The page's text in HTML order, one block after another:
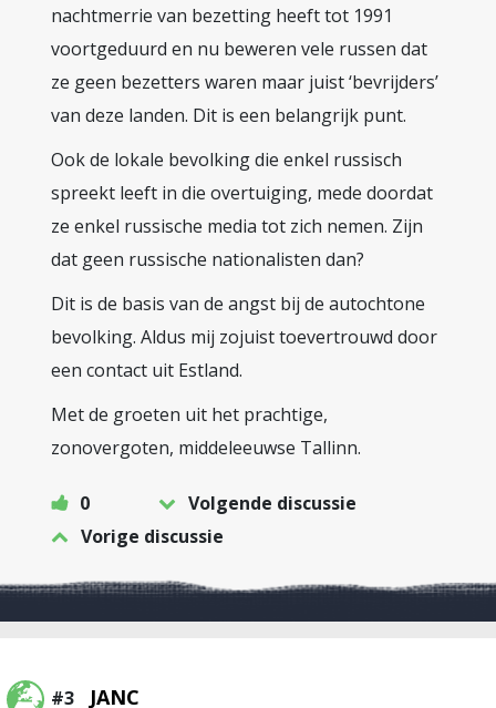
nachtmerrie van bezetting heeft tot 1991
voortgeduurd en nu beweren vele russen dat
ze geen bezetters waren maar juist ‘bevrijders’
van deze landen. Dit is een belangrijk punt.
Ook de lokale bevolking die enkel russisch
spreekt leeft in die overtuiging, mede doordat
ze enkel russische media tot zich nemen. Zijn
dat geen russische nationalisten dan?
Dit is de basis van de angst bij de autochtone
bevolking. Aldus mij zojuist toevertrouwd door
een contact uit Estland.
Met de groeten uit het prachtige,
zonovergoten, middeleeuwse Tallinn.
0
Volgende discussie
Vorige discussie
#3 JANC